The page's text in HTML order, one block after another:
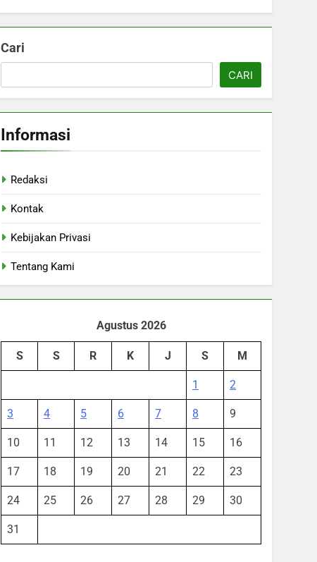
Cari
CARI
Informasi
Redaksi
Kontak
Kebijakan Privasi
Tentang Kami
Agustus 2026
S S R K J S M
1 2
3 4 5 6 7 8 9
10 11 12 13 14 15 16
17 18 19 20 21 22 23
24 25 26 27 28 29 30
31